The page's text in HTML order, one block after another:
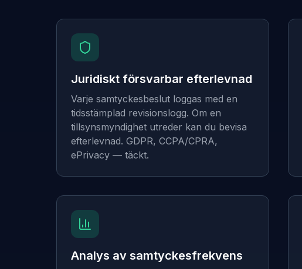
Juridiskt försvarbar efterlevnad
Varje samtyckesbeslut loggas med en
tidsstämplad revisionslogg. Om en
tillsynsmyndighet utreder kan du bevisa
efterlevnad. GDPR, CCPA/CPRA,
ePrivacy — täckt.
Analys av samtyckesfrekvens